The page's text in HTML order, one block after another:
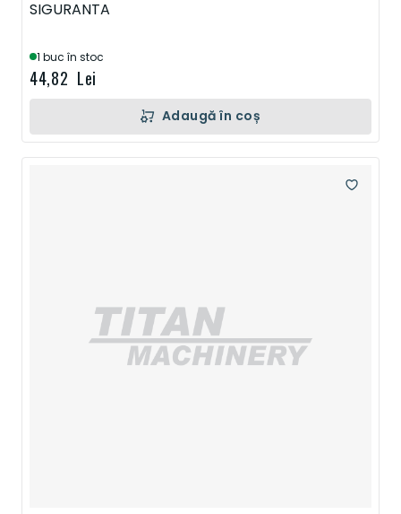
SIGURANTA
1 buc în stoc
44,82 Lei
Adaugă în coș